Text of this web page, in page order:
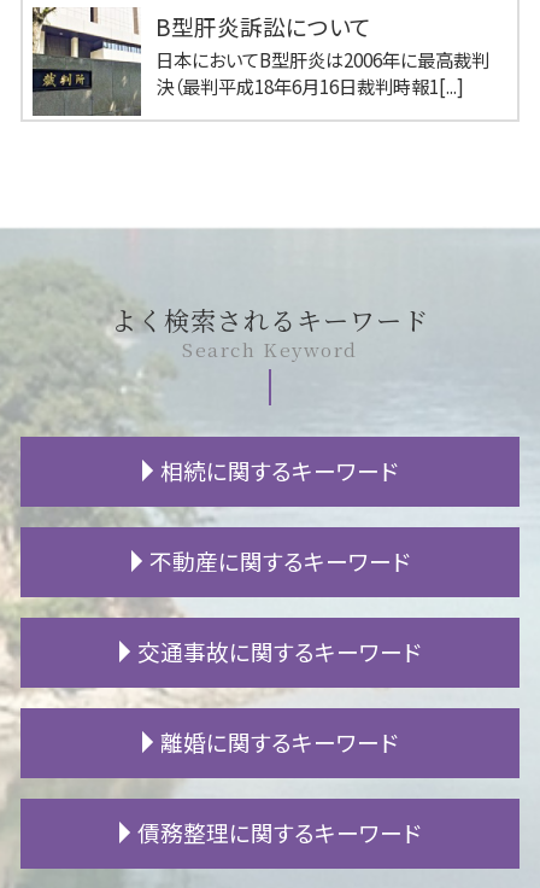
B型肝炎訴訟について
日本においてB型肝炎は2006年に最高裁判
決（最判平成18年6月16日裁判時報1[...]
よく検索されるキーワード
Search Keyword
相続に関するキーワード
遺言書 遺留分
土地 相続放棄
遺産 税金
遺産相続 割合
遺留分減殺請求 書き方
秘密証書遺言 とは
遺留分 兄弟
自筆証書遺言 検認
不動産に関するキーワード
アパート 退去費用
マンション 騒音 子供
借地 買取
不動産 トラブル
土地 境界 トラブル
欠陥住宅 相談
交通事故に関するキーワード
事故 示談書
交通事故 保険会社
交通事故 死亡慰謝料
人身事故 物損事故
離婚に関するキーワード
離婚 原因
離婚 子供 親権
債務整理に関するキーワード